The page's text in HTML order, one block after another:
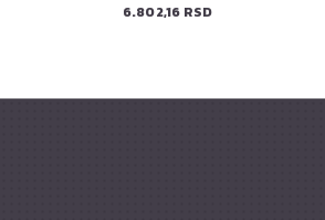
6.802,16 RSD